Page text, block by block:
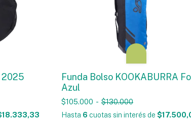
2025
Funda Bolso KOOKABURRA
Azul
$105.000 - $130.000
Hasta 6 cuotas sin interés de